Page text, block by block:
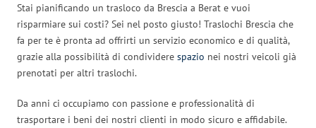
Stai pianificando un trasloco da Brescia a Berat e vuoi
risparmiare sui costi? Sei nel posto giusto! Traslochi Brescia che
fa per te è pronta ad offrirti un servizio economico e di qualità,
grazie alla possibilità di condividere spazio nei nostri veicoli già
prenotati per altri traslochi.
Da anni ci occupiamo con passione e professionalità di
trasportare i beni dei nostri clienti in modo sicuro e affidabile.